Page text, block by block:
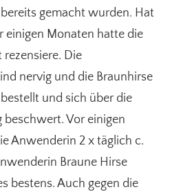
gemacht wurden. Hat
einigen Monaten hatte die
rezensiere. Die
nervig und die Braunhirse
und sich über die
Vor einigen
Anwenderin 2 x täglich c.
Braune Hirse
bestens. Auch gegen die